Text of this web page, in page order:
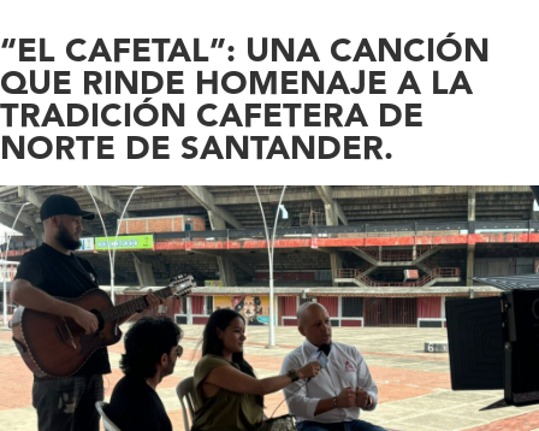
“EL CAFETAL”: UNA CANCIÓN
QUE RINDE HOMENAJE A LA
TRADICIÓN CAFETERA DE
NORTE DE SANTANDER.